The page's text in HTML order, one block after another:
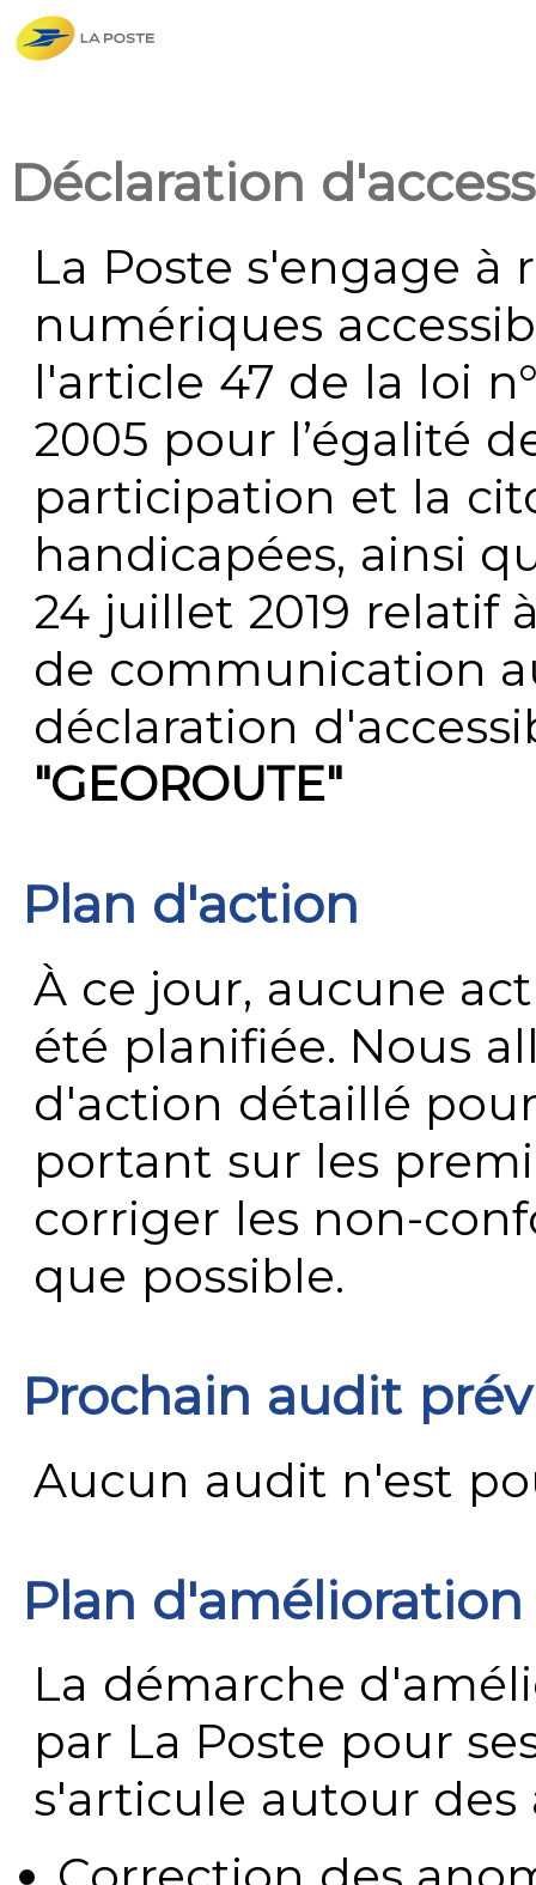
Déclaration
La Poste s'engage à
numériques
l'article 47 de la loi
2005 pour l’égalité
participation et la
handicapées, ainsi
24 juillet 2019 relatif
de communication
déclaration
"GEOROUTE"
Plan d'action
À ce jour, aucune
été planifiée. Nous
d'action détaillé
portant sur les
corriger les non-
que possible.
Prochain audit
Aucun audit n'est
Plan
La démarche
par La Poste pour
s'articule autour des